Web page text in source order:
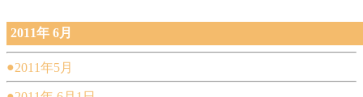
2011年 6月
●2011年5月